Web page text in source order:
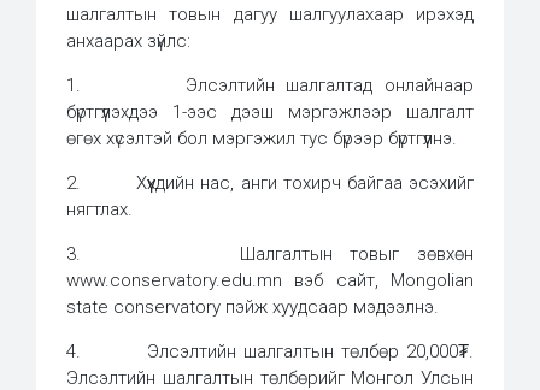
шалгалтын товын дагуу шалгуулахаар ирэхэд
анхаарах зүйлс:
1. Элсэлтийн шалгалтад онлайнаар
бүртгүүлэхдээ 1-ээс дээш мэргэжлээр шалгалт
өгөх хүсэлтэй бол мэргэжил тус бүрээр бүртгүүлнэ.
2. Хүүхдийн нас, анги тохирч байгаа эсэхийг
нягтлах.
3. Шалгалтын товыг зөвхөн
www.conservatory.edu.mn вэб сайт, Mongolian
state conservatory пэйж хуудсаар мэдээлнэ.
4. Элсэлтийн шалгалтын төлбөр 20,000₮.
Элсэлтийн шалгалтын төлбөрийг Монгол Улсын